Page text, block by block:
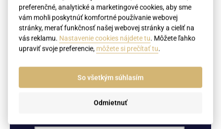
(NEPOVINNÉ) Priložiť prílohu
Pridať súbor
osobné údaje spracúvame v súlade
s GDPR a Zákonom o ochrane
ochrana osobných
preferenčné, analytické a marketingové cookies, aby sme
vám mohli poskytnúť komfortné používanie webovej
stránky, merať funkčnosť našej webovej stránky a cieliť na
vás reklamu. Nastavenie cookies nájdete tu. Môžete ľahko
upraviť svoje preferencie, môžete si prečítať tu.
So všetkým súhlasím
Odmietnuť